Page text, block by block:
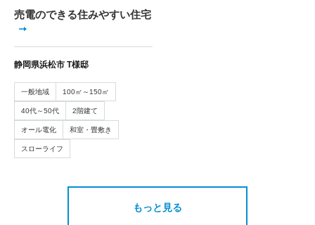
売電のできる住みやすい住宅
静岡県浜松市 T様邸
一般地域 100㎡～150㎡
40代～50代 2階建て
オール電化 和室・畳敷き
スローライフ
もっと見る